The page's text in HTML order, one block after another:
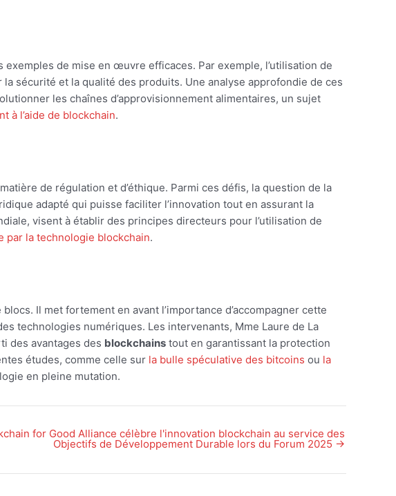
exemples de mise en œuvre efficaces. Par exemple, l’utilisation de
sécurité et la qualité des produits. Une analyse approfondie de ces
les chaînes d’approvisionnement alimentaires, un sujet
à l’aide de blockchain.
de régulation et d’éthique. Parmi ces défis, la question de la
adapté qui puisse faciliter l’innovation tout en assurant la
visent à établir des principes directeurs pour l’utilisation de
par la technologie blockchain.
Il met fortement en avant l’importance d’accompagner cette
technologies numériques. Les intervenants, Mme Laure de La
des avantages des blockchains tout en garantissant la protection
études, comme celle sur la bulle spéculative des bitcoins ou la
en pleine mutation.
for Good Alliance célèbre l'innovation blockchain au service des
Objectifs de Développement Durable lors du Forum 2025 →